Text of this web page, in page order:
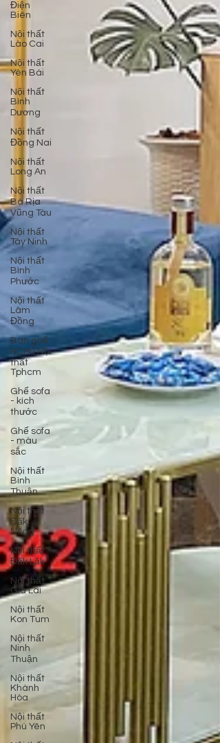
Điện
Biên
Nội thất
Lào Cai
Nội thất
Yên Bái
Nội thất
Bình
Dương
Nội thất
Đồng Nai
Nội thất
Long An
Nội thất
Bà Rịa
Vũng Tàu
Nội thất
Tây Ninh
Nội thất
Bình
Phước
Nội thất
Lâm
Đồng
Bàn ghế
HCM | Nội
thất
Tphcm
Ghế sofa
- kích
thước
Ghế sofa
- màu
sắc
Nội thất
Bình
Thuận
Nội thất
Đăk
Nông
Nội thất
Đăk Lăk
Nội thất
Gia Lai
Nội thất
Kon Tum
Nội thất
Ninh
Thuận
Nội thất
Khánh
Hòa
Nội thất
Phú Yên